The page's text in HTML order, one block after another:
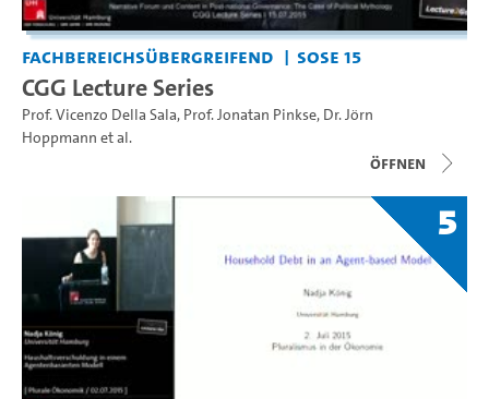
Fachbereichsübergreifend SoSe 15
CGG Lecture Series
Prof. Vicenzo Della Sala, Prof. Jonatan Pinkse, Dr. Jörn
Hoppmann et al.
Öffnen
5